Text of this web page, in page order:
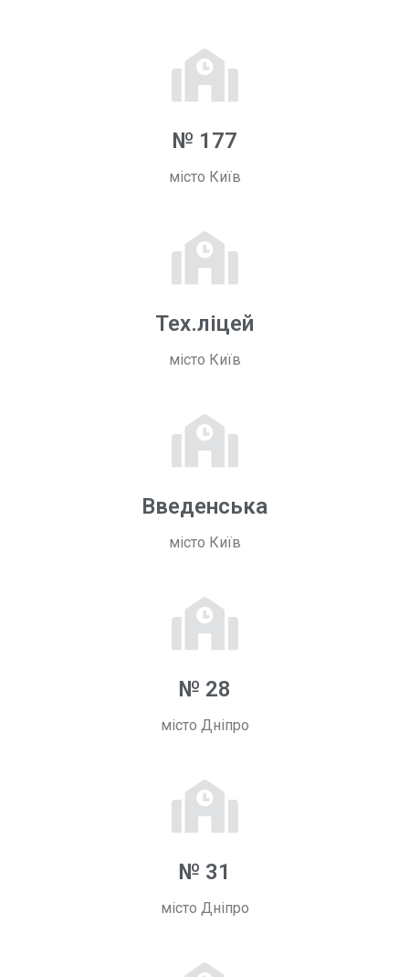
№ 177
місто Київ
Тех.ліцей
місто Київ
Введенська
місто Київ
№ 28
місто Дніпро
№ 31
місто Дніпро